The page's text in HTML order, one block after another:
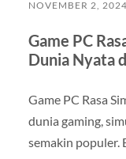
NOVEMBER 2, 2024
Game PC
Dunia Nyata
Game PC Rasa
dunia gaming,
semakin populer.